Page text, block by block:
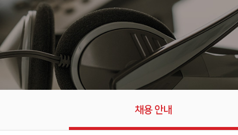
결제
App 지원
시스템 연동
UIㆍUX
1:1 문의
PR센터
채용 안내